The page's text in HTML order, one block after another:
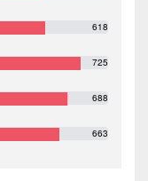
618
725
688
663